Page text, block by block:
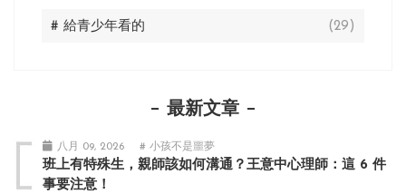
# 給青少年看的 (29)
最新文章
八月 09, 2026 # 小孩不是噩夢
班上有特殊生，親師該如何溝通？王意中心理師：這 6 件
事要注意！